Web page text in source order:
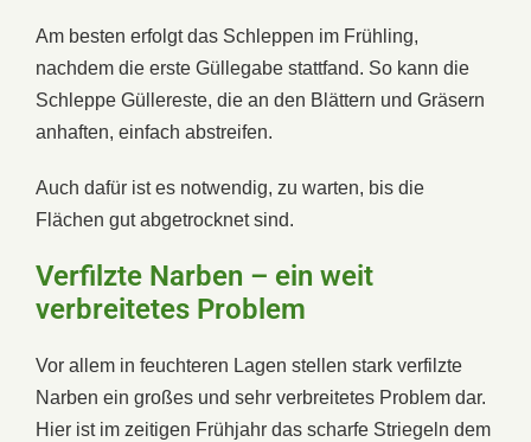
Am besten erfolgt das Schleppen im Frühling,
nachdem die erste Güllegabe stattfand. So kann die
Schleppe Güllereste, die an den Blättern und Gräsern
anhaften, einfach abstreifen.
Auch dafür ist es notwendig, zu warten, bis die
Flächen gut abgetrocknet sind.
Verfilzte Narben – ein weit
verbreitetes Problem
Vor allem in feuchteren Lagen stellen stark verfilzte
Narben ein großes und sehr verbreitetes Problem dar.
Hier ist im zeitigen Frühjahr das scharfe Striegeln dem